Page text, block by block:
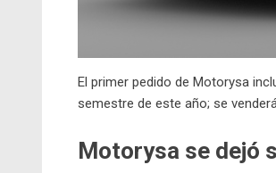
El primer pedido de Motorysa
semestre de este año; se
Motorysa se dejó